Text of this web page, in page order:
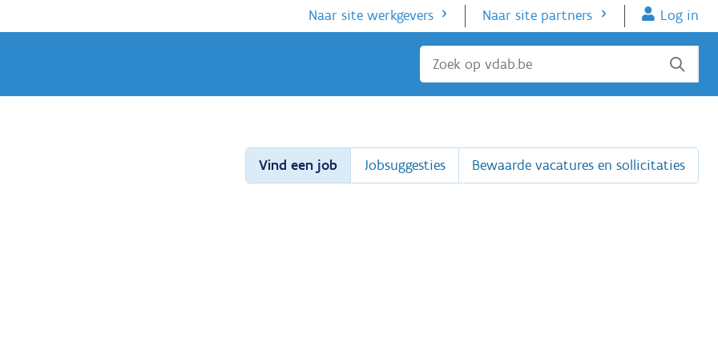
Naar site werkgevers Naar site partners Log in
Sluiten
Vind een job Jobsuggesties Bewaarde vacatures en sollicitaties